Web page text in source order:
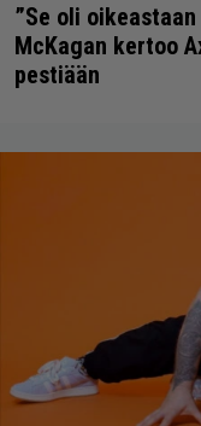
”Se oli
McKagan kertoo
pestiään